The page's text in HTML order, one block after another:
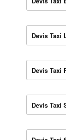
Devis Taxi
Devis Taxi
Devis Taxi